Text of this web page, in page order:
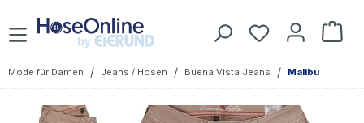
Zum Hauptinhalt springen Du hast 0
Mode für Damen / Jeans / Hosen / Buena Vista Jeans / Malibu
Bildergalerie überspringen